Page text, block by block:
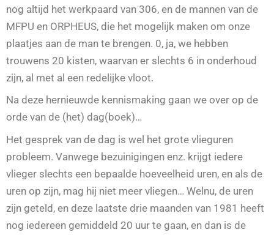
nog altijd het werkpaard van 306, en de mannen van de
MFPU en ORPHEUS, die het mogelijk maken om onze
plaatjes aan de man te brengen. 0, ja, we hebben
trouwens 20 kisten, waarvan er slechts 6 in onderhoud
zijn, al met al een redelijke vloot.
Na deze hernieuwde kennismaking gaan we over op de
orde van de (het) dag(boek)…
Het gesprek van de dag is wel het grote vlieguren
probleem. Vanwege bezuinigingen enz. krijgt iedere
vlieger slechts een bepaalde hoeveelheid uren, en als de
uren op zijn, mag hij niet meer vliegen… Welnu, de uren
zijn geteld, en deze laatste drie maanden van 1981 heeft
nog iedereen gemiddeld 20 uur te gaan, en dan is de